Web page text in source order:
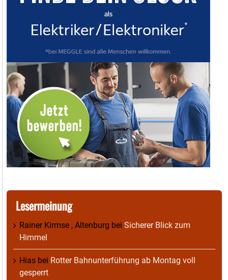
Lesermeinung
Rainer Kirmse , Altenburg bei Sicherer Blick zum
Himmel
Hias bei Rotter Bahnunterführung ab Montag voll
gesperrt